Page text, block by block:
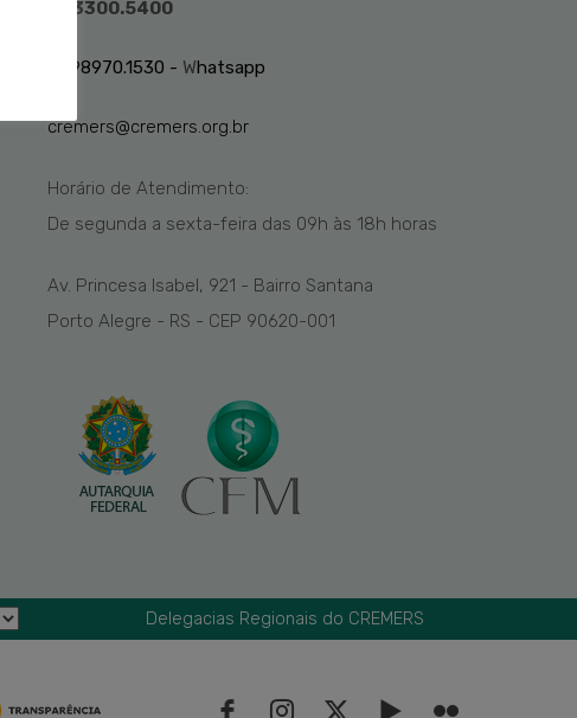
51 3300.5400
51 98970.1530 - Whatsapp
cremers@cremers.org.br
Horário de Atendimento:
De segunda a sexta-feira das 09h às 18h horas
Av. Princesa Isabel, 921 - Bairro Santana
Porto Alegre - RS - CEP 90620-001
Delegacias Regionais do CREMERS